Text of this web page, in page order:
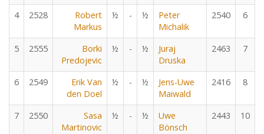
4 2528
Robert
Markus
½ - ½
Peter
Michalik
2540 6
5 2555
Borki
Predojevic
½ - ½
Juraj
Druska
2463 7
6 2549
Erik Van
den Doel
½ - ½
Jens-Uwe
Maiwald
2416 8
7 2550
Sasa
Martinovic
½ - ½
Uwe
Bönsch
2443 10